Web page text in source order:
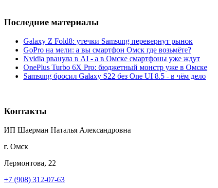
Последние материалы
Galaxy Z Fold8: утечки Samsung перевернут рынок
GoPro на мели: а вы смартфон Омск где возьмёте?
Nvidia рванула в AI - а в Омске смартфоны уже ждут
OnePlus Turbo 6X Pro: бюджетный монстр уже в Омске
Samsung бросил Galaxy S22 без One UI 8.5 - в чём дело
Контакты
ИП Шаерман Наталья Александровна
г. Омск
Лермонтова, 22
+7 (908) 312-07-63